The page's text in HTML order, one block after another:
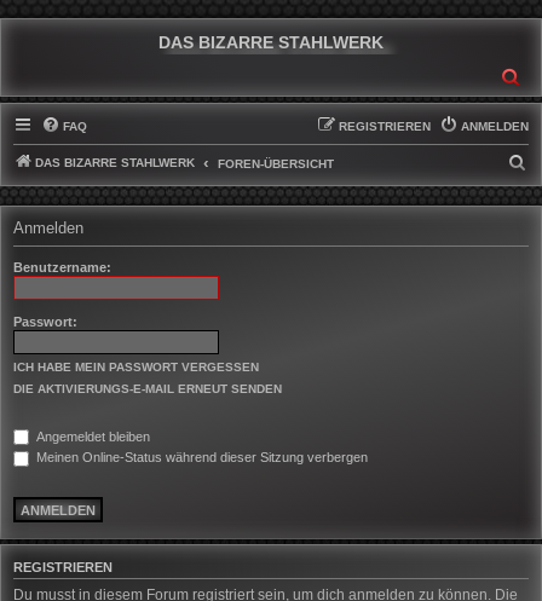
DAS BIZARRE STAHLWERK
FAQ ANMELDEN
REGISTRIEREN
DAS BIZARRE STAHLWERK FOREN-ÜBERSICHT
U
H
Anmelden
Benutzername:
Passwort:
ICH HABE MEIN PASSWORT VERGESSEN
DIE AKTIVIERUNGS-E-MAIL ERNEUT SENDEN
Angemeldet bleiben
Meinen Online-Status während dieser Sitzung verbergen
REGISTRIEREN
Du musst in diesem Forum registriert sein, um dich anmelden zu können. Die